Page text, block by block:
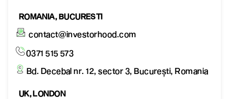
ROMANIA, BUCURESTI
contact@investorhood.com
0371 515 573
Bd. Decebal nr. 12, sector 3, București, Romania
UK, LONDON